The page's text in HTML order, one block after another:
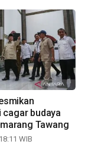
budaya
Tawang
WIB